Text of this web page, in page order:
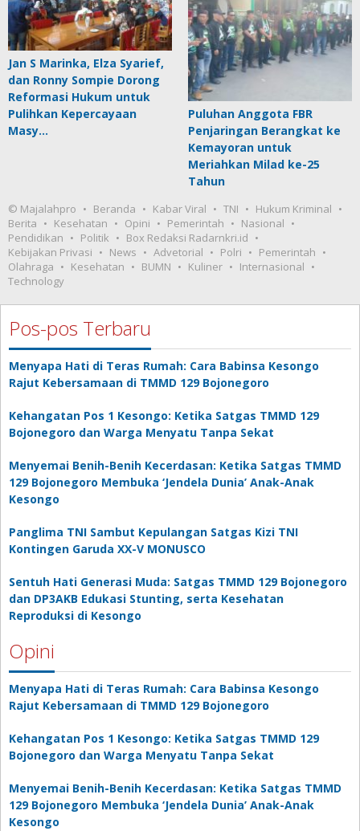
Jan S Marinka, Elza Syarief,
dan Ronny Sompie Dorong
Reformasi Hukum untuk
Pulihkan Kepercayaan
Masy…
Puluhan Anggota FBR
Penjaringan Berangkat ke
Kemayoran untuk
Meriahkan Milad ke-25
Tahun
© Majalahpro Beranda Kabar Viral TNI
Hukum Kriminal
Berita
Kesehatan Opini Pemerintah
Nasional
Pendidikan
Politik
Box Redaksi Radarnkri.id
Kebijakan Privasi
News Advetorial Polri
Pemerintah
Olahraga
Kesehatan BUMN Kuliner
Internasional
Technology
Pos-pos Terbaru
Menyapa Hati di Teras Rumah: Cara Babinsa Kesongo
Rajut Kebersamaan di TMMD 129 Bojonegoro
Kehangatan Pos 1 Kesongo: Ketika Satgas TMMD 129
Bojonegoro dan Warga Menyatu Tanpa Sekat
Menyemai Benih-Benih Kecerdasan: Ketika Satgas TMMD
129 Bojonegoro Membuka ‘Jendela Dunia’ Anak-Anak
Kesongo
Panglima TNI Sambut Kepulangan Satgas Kizi TNI
Kontingen Garuda XX-V MONUSCO
Sentuh Hati Generasi Muda: Satgas TMMD 129 Bojonegoro
dan DP3AKB Edukasi Stunting, serta Kesehatan
Reproduksi di Kesongo
Opini
Menyapa Hati di Teras Rumah: Cara Babinsa Kesongo
Rajut Kebersamaan di TMMD 129 Bojonegoro
Kehangatan Pos 1 Kesongo: Ketika Satgas TMMD 129
Bojonegoro dan Warga Menyatu Tanpa Sekat
Menyemai Benih-Benih Kecerdasan: Ketika Satgas TMMD
129 Bojonegoro Membuka ‘Jendela Dunia’ Anak-Anak
Kesongo